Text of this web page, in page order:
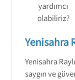
yardımcı
olabiliriz?
Yenisahra
Yenisahra
saygın ve